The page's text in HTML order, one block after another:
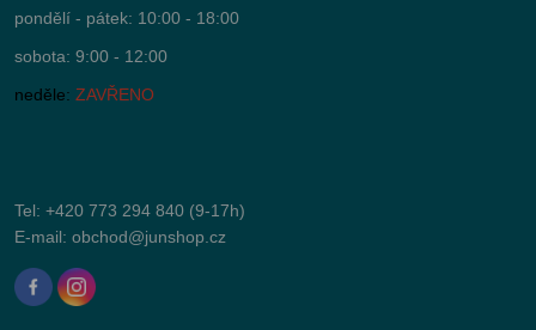
pondělí - pátek: 10:00 - 18:00
sobota: 9:00 - 12:00
neděle: ZAVŘENO
Tel: +420 773 294 840 (9-17h)
E-mail: obchod@junshop.cz